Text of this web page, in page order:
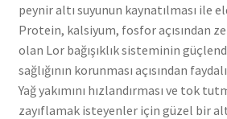
peynir altı suyunun kaynatılması ile
Protein, kalsiyum, fosfor açısından
olan Lor bağışıklık sisteminin
sağlığının korunması açısından faydalı
Yağ yakımını hızlandırması ve tok
zayıflamak isteyenler için güzel bir